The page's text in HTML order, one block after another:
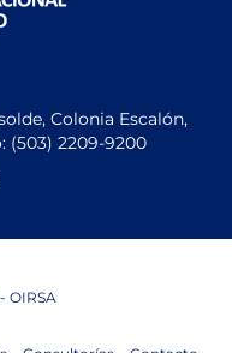
Colonia Escalón,
(503) 2209-9200
OIRSA